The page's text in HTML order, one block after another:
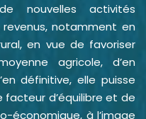
nouvelles activités
notamment en
en vue de favoriser
agricole, d’en
définitive, elle puisse
d’équilibre et de
économique, à l’image